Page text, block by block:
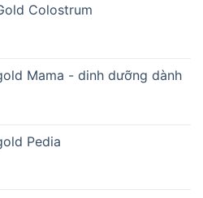
Colostrum
Mama - dinh dưỡng dành
Pedia